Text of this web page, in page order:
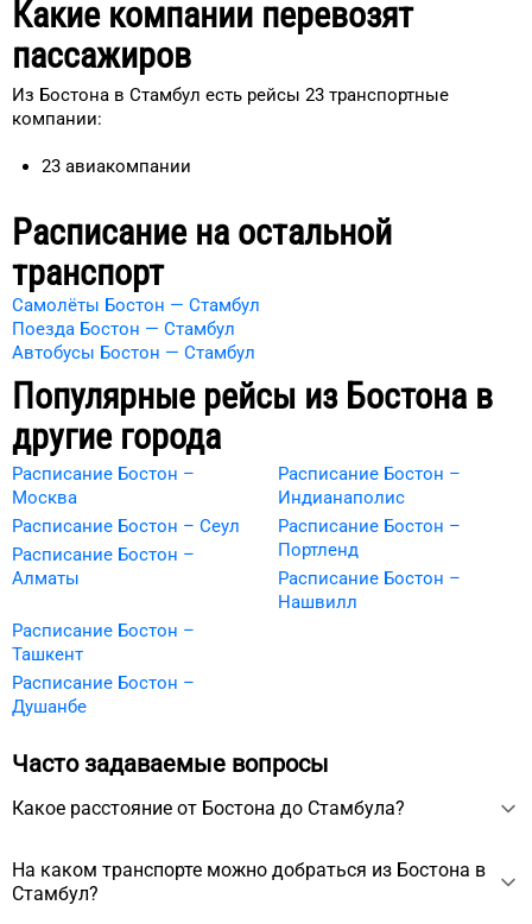
Какие компании перевозят
пассажиров
Из Бостона в Стамбул есть рейсы 23 транспортные
компании:
23 авиакомпании
Расписание на остальной
транспорт
Самолёты Бостон — Стамбул
Поезда Бостон — Стамбул
Автобусы Бостон — Стамбул
Популярные рейсы из Бостона в
другие города
Расписание Бостон –
Москва
Расписание Бостон – Сеул
Расписание Бостон –
Алматы
Расписание Бостон –
Индианаполис
Расписание Бостон –
Портленд
Расписание Бостон –
Нашвилл
Расписание Бостон –
Ташкент
Расписание Бостон –
Душанбе
Часто задаваемые вопросы
Какое расстояние от Бостона до Стамбула?
На каком транспорте можно добраться из Бостона в
Стамбул?